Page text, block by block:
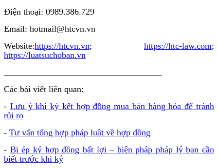
Điện thoại: 0989.386.729
Email: hotmail@htcvn.vn
Website:https://htcvn.vn; https://htc-law.com;
https://luatsuchoban.vn
Các bài viết liên quan:
- Lưu ý khi ký kết hợp đồng mua bán hàng hóa để tránh
rủi ro
- Tư vấn tổng hợp pháp luật về hợp đồng
- Bị ép ký hợp đồng bất lợi – biện pháp pháp lý bạn cần
biết trước khi ký